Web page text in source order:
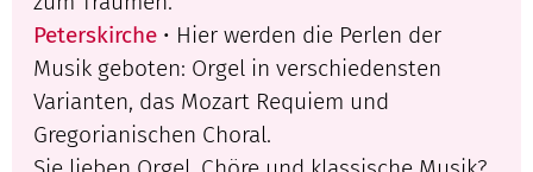
Peterskirche • Hier werden die Perlen der
Musik geboten: Orgel in verschiedensten
Varianten, das Mozart Requiem und
Gregorianischen Choral.